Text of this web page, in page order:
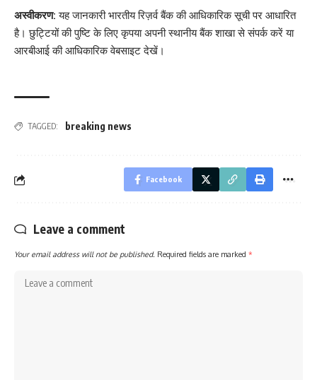
अस्वीकरण: यह जानकारी भारतीय रिज़र्व बैंक की आधिकारिक सूची पर आधारित
है। छुट्टियों की पुष्टि के लिए कृपया अपनी स्थानीय बैंक शाखा से संपर्क करें या
आरबीआई की आधिकारिक वेबसाइट देखें।
TAGGED: breaking news
Facebook
Leave a comment
Your email address will not be published. Required fields are marked *